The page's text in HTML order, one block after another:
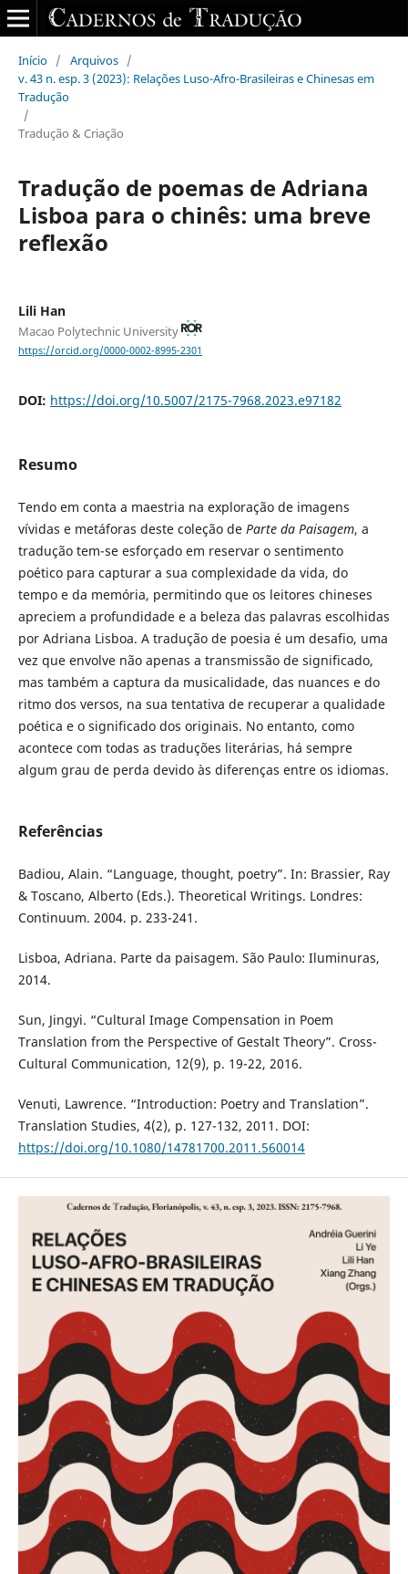
Início / Arquivos /
v. 43 n. esp. 3 (2023): Relações Luso-Afro-Brasileiras e Chinesas em
Tradução
/
Tradução & Criação
Tradução de poemas de Adriana
Lisboa para o chinês: uma breve
reflexão
Lili Han
Macao Polytechnic University
https://orcid.org/0000-0002-8995-2301
DOI: https://doi.org/10.5007/2175-7968.2023.e97182
Resumo
Tendo em conta a maestria na exploração de imagens
vívidas e metáforas deste coleção de Parte da Paisagem, a
tradução tem-se esforçado em reservar o sentimento
poético para capturar a sua complexidade da vida, do
tempo e da memória, permitindo que os leitores chineses
apreciem a profundidade e a beleza das palavras escolhidas
por Adriana Lisboa. A tradução de poesia é um desafio, uma
vez que envolve não apenas a transmissão de significado,
mas também a captura da musicalidade, das nuances e do
ritmo dos versos, na sua tentativa de recuperar a qualidade
poética e o significado dos originais. No entanto, como
acontece com todas as traduções literárias, há sempre
algum grau de perda devido às diferenças entre os idiomas.
Referências
Badiou, Alain. “Language, thought, poetry”. In: Brassier, Ray
& Toscano, Alberto (Eds.). Theoretical Writings. Londres:
Continuum. 2004. p. 233-241.
Lisboa, Adriana. Parte da paisagem. São Paulo: Iluminuras,
2014.
Sun, Jingyi. “Cultural Image Compensation in Poem
Translation from the Perspective of Gestalt Theory”. Cross-
Cultural Communication, 12(9), p. 19-22, 2016.
Venuti, Lawrence. “Introduction: Poetry and Translation”.
Translation Studies, 4(2), p. 127-132, 2011. DOI:
https://doi.org/10.1080/14781700.2011.560014